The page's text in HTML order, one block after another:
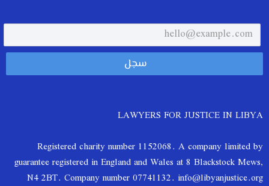
LAWYERS FOR JUSTICE IN LIBYA
Registered charity number 1152068. A company limited by
guarantee registered in England and Wales at 8 Blackstock Mews,
N4 2BT. Company number 07741132. info@libyanjustice.org